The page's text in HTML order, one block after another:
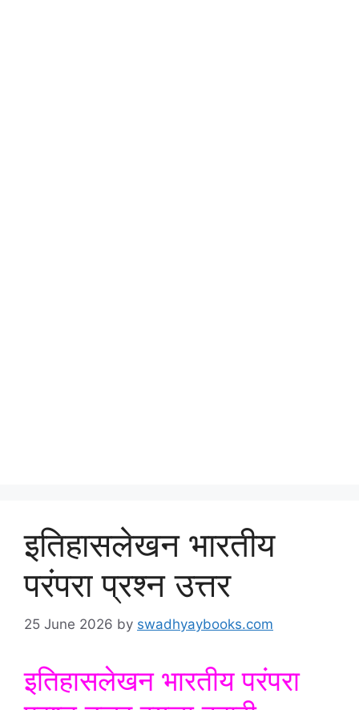
इतिहासलेखन भारतीय
परंपरा प्रश्न उत्तर
25 June 2026 by swadhyaybooks.com
इतिहासलेखन भारतीय परंपरा